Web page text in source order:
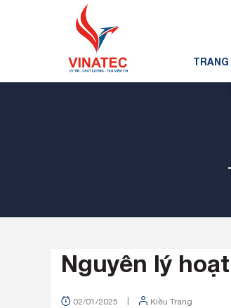
TRANG
Nguyên lý
02/01/2025 Kiều Trang